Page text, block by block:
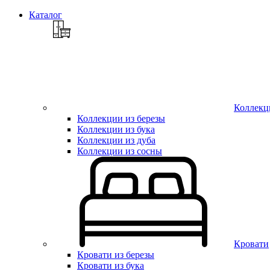
Каталог
Коллекции из березы
Коллекции из бука
Коллекции из дуба
Коллекции из сосны
Кровати
Кровати из березы
Кровати из бука